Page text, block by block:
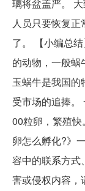
璃将盆盖严。
人员只要恢复
了。 【小编总
的动物，一般蜗
玉蜗牛是我国的
受市场的追捧
00粒卵，繁殖
卵怎么孵化?》
容中的联系方式
害或侵权内容，